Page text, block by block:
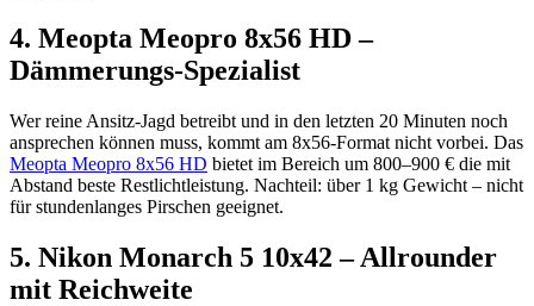
4. Meopta Meopro 8x56 HD –
Dämmerungs-Spezialist
Wer reine Ansitz-Jagd betreibt und in den letzten 20 Minuten noch
ansprechen können muss, kommt am 8x56-Format nicht vorbei. Das
Meopta Meopro 8x56 HD bietet im Bereich um 800–900 € die mit
Abstand beste Restlichtleistung. Nachteil: über 1 kg Gewicht – nicht
für stundenlanges Pirschen geeignet.
5. Nikon Monarch 5 10x42 – Allrounder
mit Reichweite